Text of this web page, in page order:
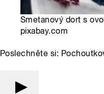
Smetanový dort s
pixabay.com
Poslechněte si: